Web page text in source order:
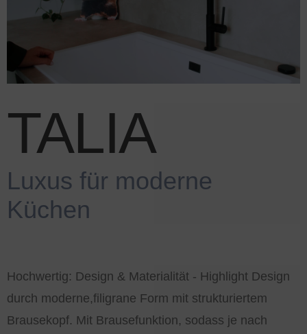
TALIA
Luxus für moderne
Küchen
Hochwertig: Design & Materialität - Highlight Design
durch moderne,filigrane Form mit strukturiertem
Brausekopf. Mit Brausefunktion, sodass je nach